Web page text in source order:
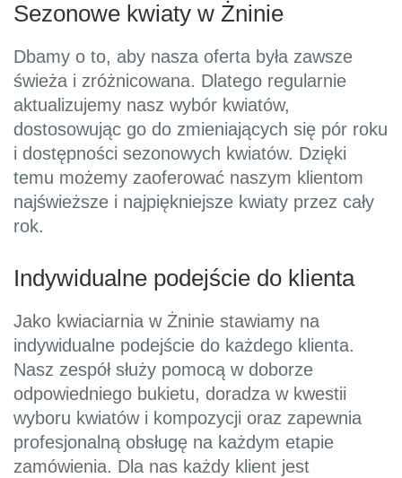
Sezonowe kwiaty w Żninie
Dbamy o to, aby nasza oferta była zawsze
świeża i zróżnicowana. Dlatego regularnie
aktualizujemy nasz wybór kwiatów,
dostosowując go do zmieniających się pór roku
i dostępności sezonowych kwiatów. Dzięki
temu możemy zaoferować naszym klientom
najświeższe i najpiękniejsze kwiaty przez cały
rok.
Indywidualne podejście do klienta
Jako kwiaciarnia w Żninie stawiamy na
indywidualne podejście do każdego klienta.
Nasz zespół służy pomocą w doborze
odpowiedniego bukietu, doradza w kwestii
wyboru kwiatów i kompozycji oraz zapewnia
profesjonalną obsługę na każdym etapie
zamówienia. Dla nas każdy klient jest